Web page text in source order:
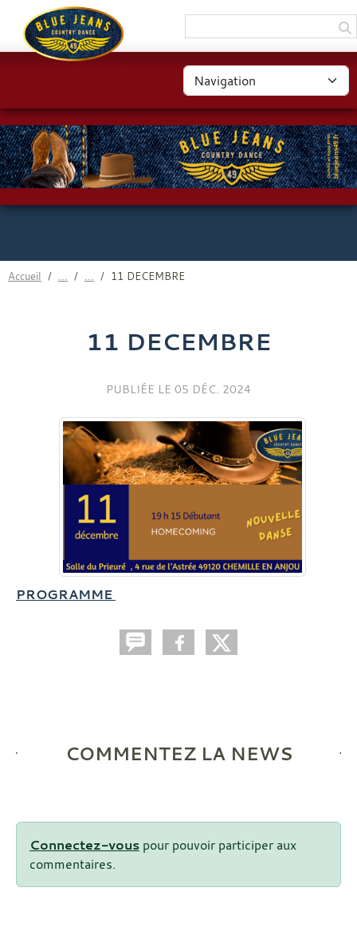
Accueil 11 DECEMBRE
11 DECEMBRE
PUBLIÉE LE 05 DÉC. 2024
PROGRAMME
COMMENTEZ LA NEWS
Connectez-vous pour pouvoir participer aux
commentaires.
Panneau de gestion des cookies